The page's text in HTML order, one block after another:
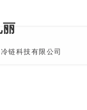
链科技有限公司